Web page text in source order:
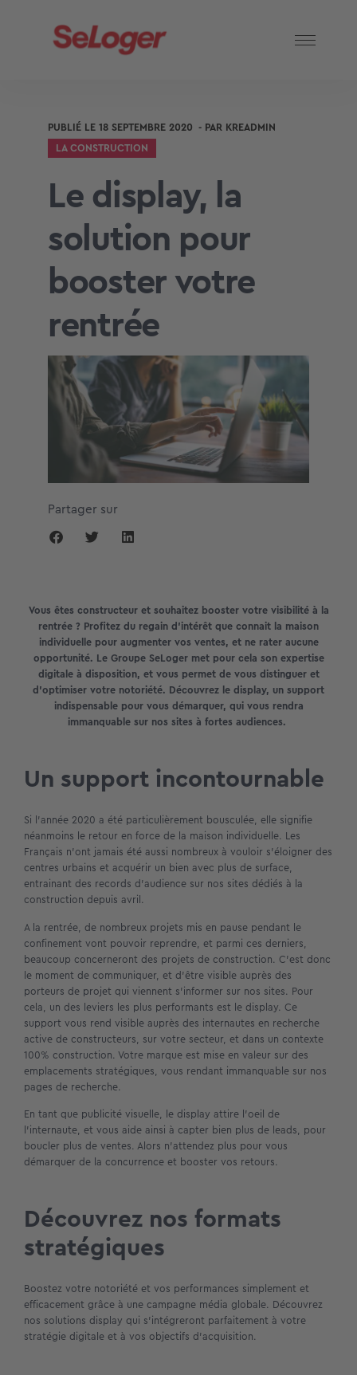
PUBLIÉ LE 18 SEPTEMBRE 2020 - PAR KREADMIN
LA CONSTRUCTION
Le display, la
solution pour
booster votre
rentrée
Partager sur
Vous êtes constructeur et souhaitez booster votre visibilité à la
rentrée ? Profitez du regain d’intérêt que connait la maison
individuelle pour augmenter vos ventes, et ne rater aucune
opportunité. Le Groupe SeLoger met pour cela son expertise
digitale à disposition, et vous permet de vous distinguer et
d’optimiser votre notoriété. Découvrez le display, un support
indispensable pour vous démarquer, qui vous rendra
immanquable sur nos sites à fortes audiences.
Un support incontournable
Si l’année 2020 a été particulièrement bousculée, elle signifie
néanmoins le retour en force de la maison individuelle. Les
Français n’ont jamais été aussi nombreux à vouloir s’éloigner des
centres urbains et acquérir un bien avec plus de surface,
entrainant des records d’audience sur nos sites dédiés à la
construction depuis avril.
A la rentrée, de nombreux projets mis en pause pendant le
confinement vont pouvoir reprendre, et parmi ces derniers,
beaucoup concerneront des projets de construction. C’est donc
le moment de communiquer, et d’être visible auprès des
porteurs de projet qui viennent s’informer sur nos sites. Pour
cela, un des leviers les plus performants est le display. Ce
support vous rend visible auprès des internautes en recherche
active de constructeurs, sur votre secteur, et dans un contexte
100% construction. Votre marque est mise en valeur sur des
emplacements stratégiques, vous rendant immanquable sur nos
pages de recherche.
En tant que publicité visuelle, le display attire l’oeil de
l’internaute, et vous aide ainsi à capter bien plus de leads, pour
boucler plus de ventes. Alors n’attendez plus pour vous
démarquer de la concurrence et booster vos retours.
Découvrez nos formats
stratégiques
Boostez votre notoriété et vos performances simplement et
efficacement grâce à une campagne média globale. Découvrez
nos solutions display qui s’intégreront parfaitement à votre
stratégie digitale et à vos objectifs d’acquisition.